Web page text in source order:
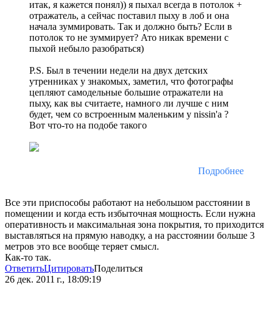
итак, я кажется понял)) я пыхал всегда в потолок +
отражатель, а сейчас поставил пыху в лоб и она
начала зуммировать. Так и должно быть? Если в
потолок то не зуммирует? Ато никак времени с
пыхой небыло разобраться)
P.S. Был в течении недели на двух детских
утренниках у знакомых, заметил, что фотографы
цепляют самодельные большие отражатели на
пыху, как вы считаете, намного ли лучше с ним
будет, чем со встроенным маленьким у nissin'a ?
Вот что-то на подобе такого
Подробнее
Все эти приспособы работают на небольшом расстоянии в
помещении и когда есть избыточная мощность. Если нужна
оперативность и максимальная зона покрытия, то приходится
выставляться на прямую наводку, а на расстоянии больше 3
метров это все вообще теряет смысл.
Как-то так.
ОтветитьЦитироватьПоделиться
26 дек. 2011 г., 18:09:19